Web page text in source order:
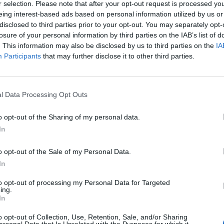
selection. Please note that after your opt-out request is processed
interest-based ads based on personal information utilized by us
to third parties prior to your opt-out. You may separately
of your personal information by third parties on the IAB’s list of
This information may also be disclosed by us to third parties on the
Participants that may further disclose it to other third parties.
Data Processing Opt Outs
opt-out of the Sharing of my personal data.
opt-out of the Sale of my Personal Data.
opt-out of processing my Personal Data for Targeted
opt-out of Collection, Use, Retention, Sale, and/or Sharing
Καποδιστρίου 13,
Καρδίτσα 43100
6973452185 -
6976334612
Άκυρες οι
αναρτώνται στις
φορέων του
Οκτωβρίου
7 Αυγούστου 2026, 10:42
6 άτομα στο
Δωρεάν κρατική
που επλήγησαν
της 12ης
7 Αυγούστου 2026, 10:19
Βασιλάκη